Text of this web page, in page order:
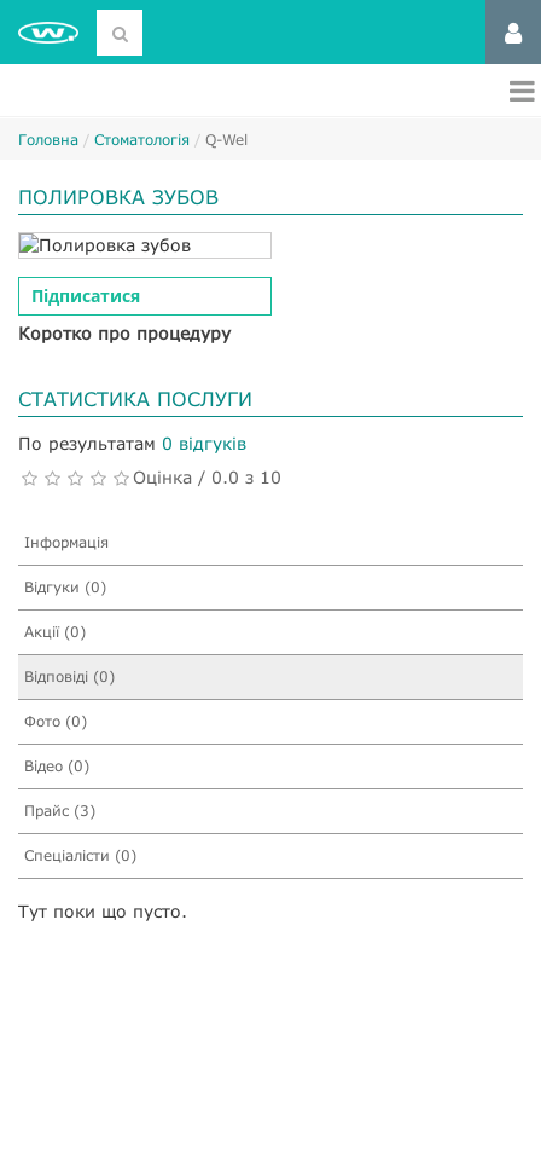
Головна Стоматологія Q-Wel
ПОЛИРОВКА ЗУБОВ
Підписатися
Коротко про процедуру
СТАТИСТИКА ПОСЛУГИ
По результатам 0 відгуків
Оцінка / 0.0 з 10
Інформація
Відгуки (0)
Акції (0)
Відповіді (0)
Фото (0)
Відео (0)
Прайс (3)
Спеціалісти (0)
Тут поки що пусто.